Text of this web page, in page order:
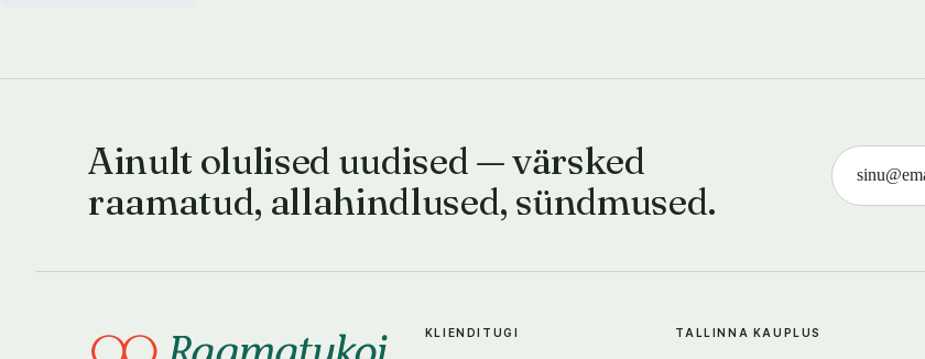
Ainult olulised uudised — värsked
raamatud, allahindlused, sündmused.
KLIENDITUGI TALLINNA KAUPLUS